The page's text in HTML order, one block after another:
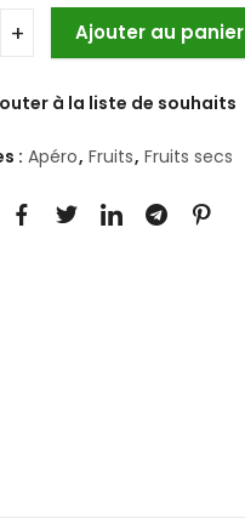
Ajouter au panier
à la liste de souhaits
: Apéro, Fruits, Fruits secs